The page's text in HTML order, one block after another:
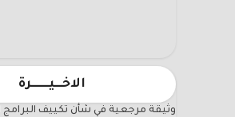
الاخـــيـــــــرة
وثيقة مرجعية في شأن تكييف البرامج